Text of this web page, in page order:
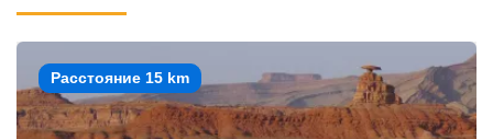
Расстояние 15 km